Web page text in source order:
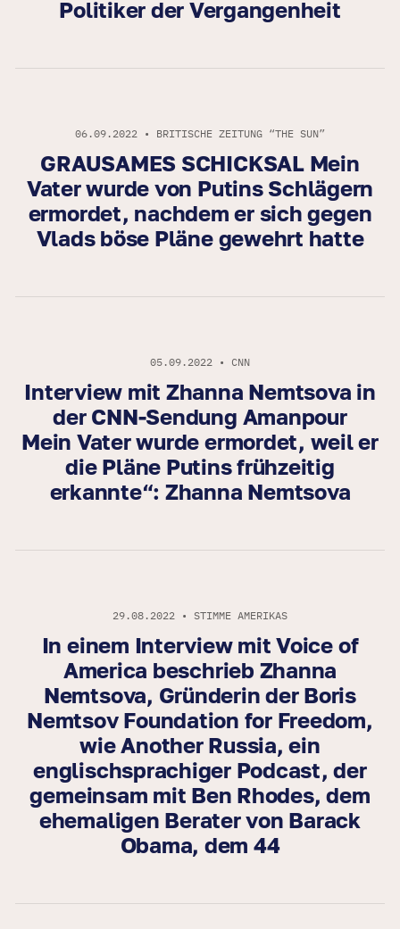
Politiker der Vergangenheit
06.09.2022 • BRITISCHE ZEITUNG “THE SUN”
GRAUSAMES SCHICKSAL Mein
Vater wurde von Putins Schlägern
ermordet, nachdem er sich gegen
Vlads böse Pläne gewehrt hatte
05.09.2022 • CNN
Interview mit Zhanna Nemtsova in
der CNN-Sendung Amanpour
Mein Vater wurde ermordet, weil er
die Pläne Putins frühzeitig
erkannte“: Zhanna Nemtsova
29.08.2022 • STIMME AMERIKAS
In einem Interview mit Voice of
America beschrieb Zhanna
Nemtsova, Gründerin der Boris
Nemtsov Foundation for Freedom,
wie Another Russia, ein
englischsprachiger Podcast, der
gemeinsam mit Ben Rhodes, dem
ehemaligen Berater von Barack
Obama, dem 44